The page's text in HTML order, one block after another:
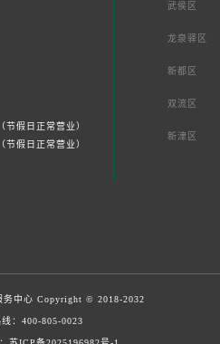
节假日正常营业）
假日正常营业）
武侯区
龙泉驿区
新都区
双流区
新津区
务中心 Copyright © 2018-2032
： 400-805-0023